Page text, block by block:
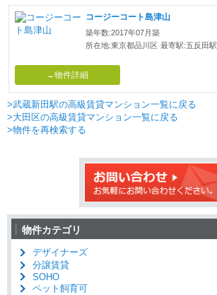
コージーコート島津山
築年数:2017年07月築
所在地:東京都品川区 最寄駅:五反田駅
→物件詳細
>武蔵新田駅の高級賃貸マンション一覧に戻る
>大田区の高級賃貸マンション一覧に戻る
>物件を再検索する
物件カテゴリ
デザイナーズ
分譲賃貸
SOHO
ペット飼育可